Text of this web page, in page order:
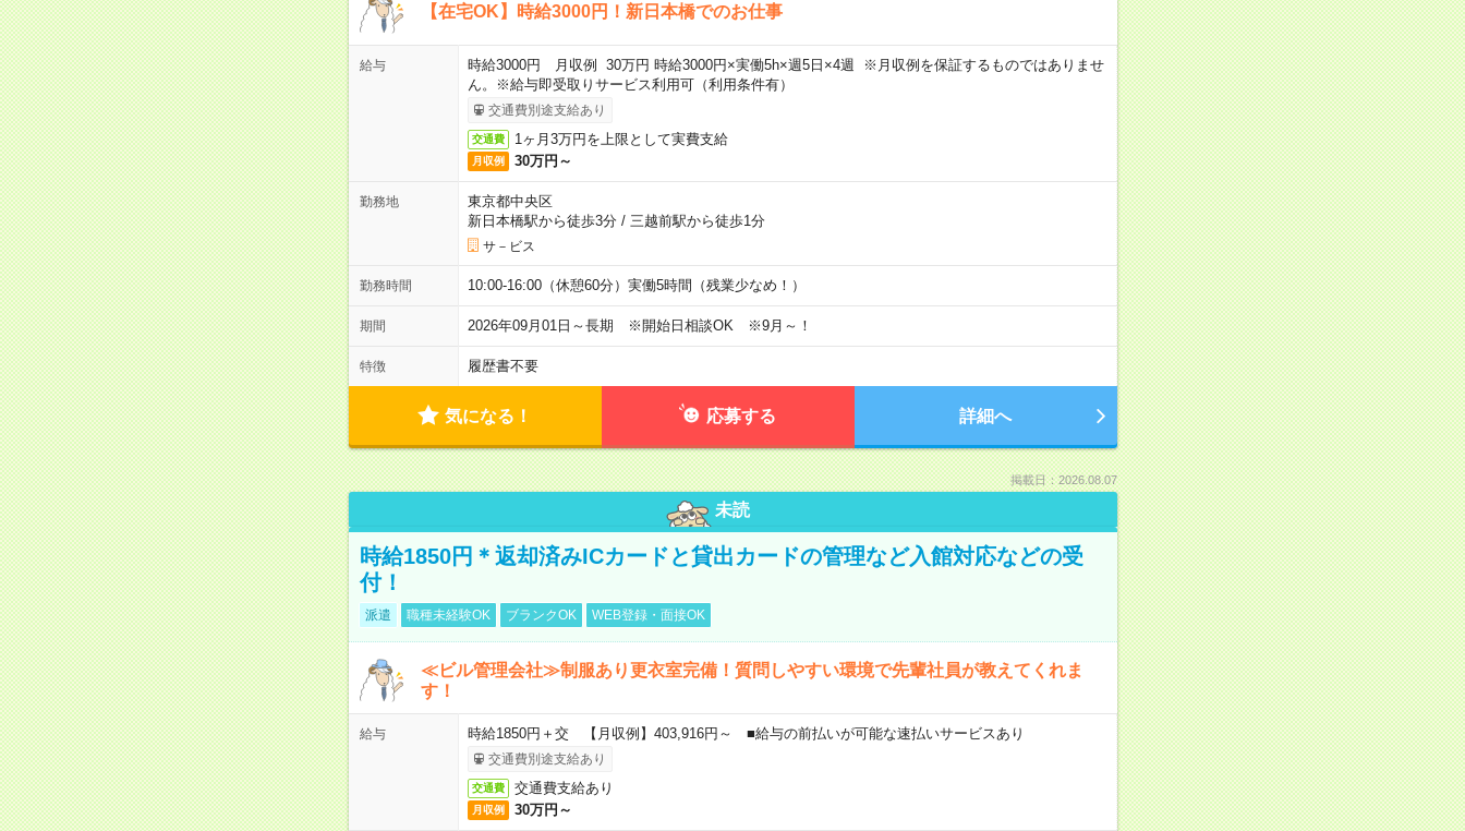
【在宅OK】時給3000円！新日本橋でのお仕事
給与
時給3000円 月収例 30万円 時給3000円×実働5h×週5日×4週 ※月収例を保証するものではありませ
ん。※給与即受取りサービス利用可（利用条件有）
交通費別途支給あり
交通費 1ヶ月3万円を上限として実費支給
月収例 30万円～
勤務地
東京都中央区
新日本橋駅から徒歩3分/ 三越前駅から徒歩1分
サ－ビス
勤務時間 10:00-16:00（休憩60分）実働5時間（残業少なめ！）
期間 2026年09月01日～長期 ※開始日相談OK ※9月～！
特徴 履歴書不要
気になる！ 応募する 詳細へ
掲載日：2026.08.07
未読
時給1850円＊返却済みICカードと貸出カードの管理など入館対応などの受
付！
派遣 職種未経験OK ブランクOK WEB登録・面接OK
≪ビル管理会社≫制服あり更衣室完備！質問しやすい環境で先輩社員が教えてくれま
す！
給与 時給1850円＋交 【月収例】403,916円～ ■給与の前払いが可能な速払いサービスあり
交通費別途支給あり
交通費 交通費支給あり
月収例 30万円～